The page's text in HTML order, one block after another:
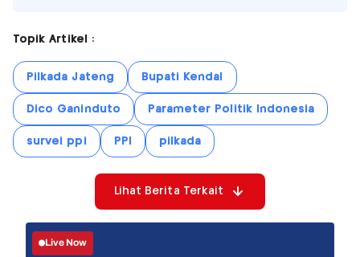
Topik Artikel :
Pilkada Jateng Bupati Kendal
Dico Ganinduto Parameter Politik Indonesia
survei ppi PPI pilkada
Lihat Berita Terkait
Live Now